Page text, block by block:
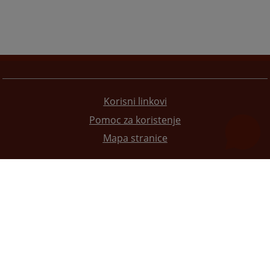
Korisni linkovi
Pomoc za koristenje
Mapa stranice